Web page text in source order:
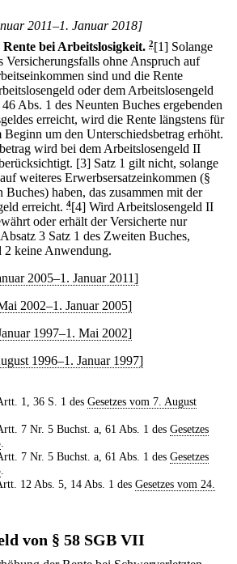
2011–1. Januar 2018]
bei Arbeitslosigkeit. 2[1] Solange
Versicherungsfalls ohne Anspruch auf
sind und die Rente
oder dem Arbeitslosengeld
Abs. 1 des Neunten Buches ergebenden
erreicht, wird die Rente längstens für
Beginn um den Unterschiedsbetrag erhöht.
wird bei dem Arbeitslosengeld II
[3] Satz 1 gilt nicht, solange
weiteres Erwerbsersatzeinkommen (§
Buches) haben, das zusammen mit der
erreicht. 4[4] Wird Arbeitslosengeld II
oder erhält der Versicherte nur
3 Satz 1 des Zweiten Buches,
2 keine Anwendung.
2005–1. Januar 2011]
2002–1. Januar 2005]
1997–1. Mai 2002]
1996–1. Januar 1997]
1, 36 S. 1 des Gesetzes vom 7. August
7 Nr. 5 Buchst. a, 61 Abs. 1 des Gesetzes
.
7 Nr. 5 Buchst. a, 61 Abs. 1 des Gesetzes
.
12 Abs. 5, 14 Abs. 1 des Gesetzes vom 24.
von § 58 SGB VII